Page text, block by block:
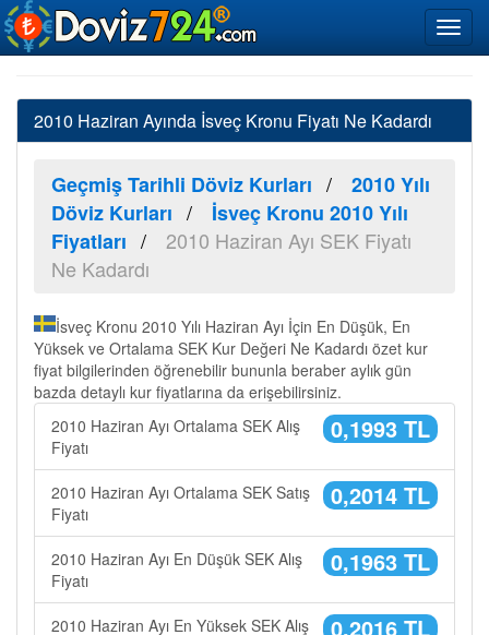
2010 Haziran Ayında İsveç Kronu Fiyatı Ne Kadardı
Geçmiş Tarihli Döviz Kurları
2010 Yılı
Döviz Kurları
İsveç Kronu 2010 Yılı
Fiyatları
2010 Haziran Ayı SEK Fiyatı
Ne Kadardı
İsveç Kronu 2010 Yılı Haziran Ayı İçin En Düşük, En
Yüksek ve Ortalama SEK Kur Değeri Ne Kadardı özet kur
fiyat bilgilerinden öğrenebilir bununla beraber aylık gün
bazda detaylı kur fiyatlarına da erişebilirsiniz.
0,1993 TL
2010 Haziran Ayı Ortalama SEK Alış
Fiyatı
0,2014 TL
2010 Haziran Ayı Ortalama SEK Satış
Fiyatı
0,1963 TL
2010 Haziran Ayı En Düşük SEK Alış
Fiyatı
0,2016 TL
2010 Haziran Ayı En Yüksek SEK Alış